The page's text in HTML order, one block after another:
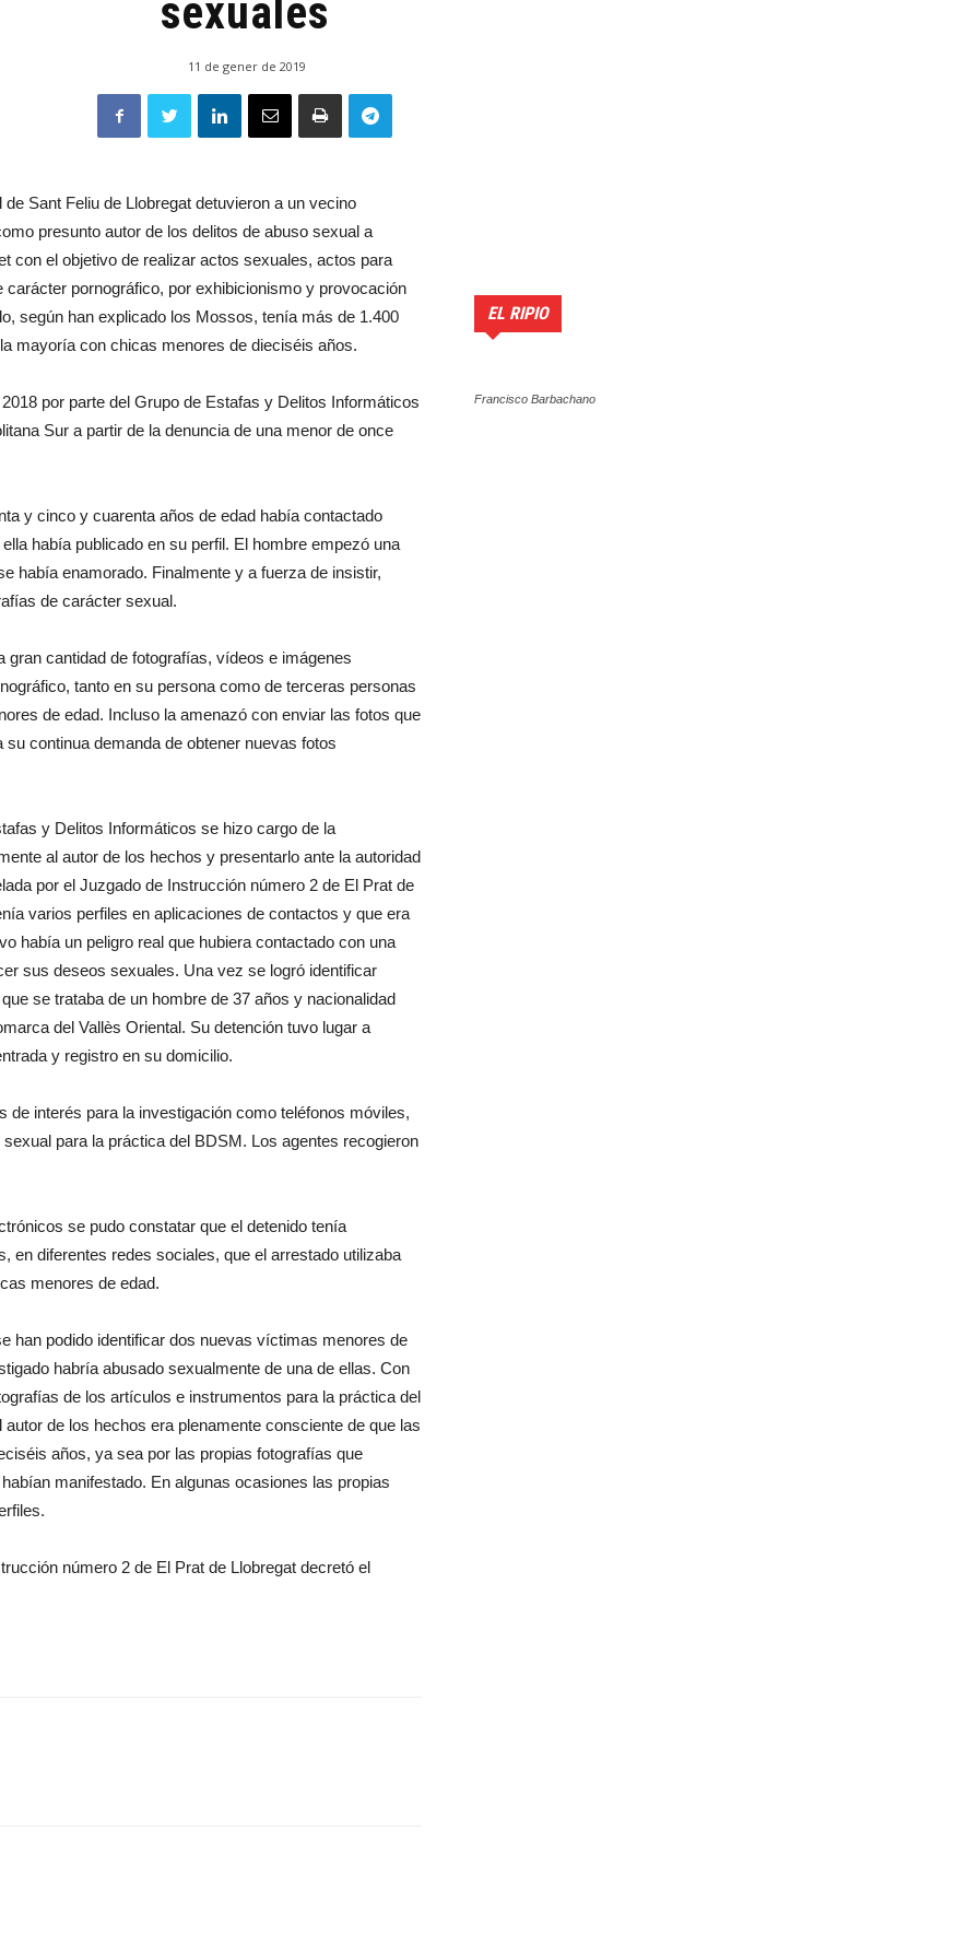
sexuales
11 de gener de 2019
Sant Feliu de Llobregat detuvieron a un vecino
presunto autor de los delitos de abuso sexual a
con el objetivo de realizar actos sexuales, actos para
pornográfico, por exhibicionismo y provocación
según han explicado los Mossos, tenía más de 1.400
mayoría con chicas menores de dieciséis años.
por parte del Grupo de Estafas y Delitos Informáticos
Sur a partir de la denuncia de una menor de once
y cinco y cuarenta años de edad había contactado
había publicado en su perfil. El hombre empezó una
había enamorado. Finalmente y a fuerza de insistir,
de carácter sexual.
cantidad de fotografías, vídeos e imágenes
tanto en su persona como de terceras personas
de edad. Incluso la amenazó con enviar las fotos que
continua demanda de obtener nuevas fotos
y Delitos Informáticos se hizo cargo de la
al autor de los hechos y presentarlo ante la autoridad
por el Juzgado de Instrucción número 2 de El Prat de
varios perfiles en aplicaciones de contactos y que era
había un peligro real que hubiera contactado con una
sus deseos sexuales. Una vez se logró identificar
se trataba de un hombre de 37 años y nacionalidad
del Vallès Oriental. Su detención tuvo lugar a
y registro en su domicilio.
de interés para la investigación como teléfonos móviles,
para la práctica del BDSM. Los agentes recogieron
se pudo constatar que el detenido tenía
en diferentes redes sociales, que el arrestado utilizaba
menores de edad.
han podido identificar dos nuevas víctimas menores de
habría abusado sexualmente de una de ellas. Con
de los artículos e instrumentos para la práctica del
de los hechos era plenamente consciente de que las
años, ya sea por las propias fotografías que
manifestado. En algunas ocasiones las propias
número 2 de El Prat de Llobregat decretó el
EL RIPIO
Francisco Barbachano